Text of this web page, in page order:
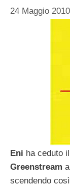
24 Maggio 2010
Eni ha ceduto
Greenstream
scendendo